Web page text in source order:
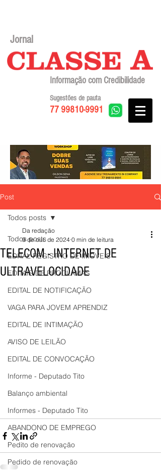
Jornal
Informação com Credibilidade
77 99810-9991
Sugestões de pauta
Post
Todos posts
EDITAL REGISTRO DE IMÓVEIS
EDITAIS DE PROCLAMAS
EDITAL DE NOTIFICAÇÃO
VAGA PARA JOVEM APRENDIZ
EDITAL DE INTIMAÇÃO
AVISO DE LEILÃO
EDITAL DE CONVOCAÇÃO
Informe - Deputado Tito
Balanço ambiental
Informes - Deputado Tito
ABANDONO DE EMPREGO
Pedito de renovação
Pedido de renovação
Todos posts
TELECOM - INTERNET DE
ULTRAVELOCIDADE
Da redação
9 de out. de 2024 0 min de leitura